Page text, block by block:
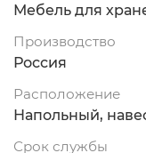
Мебель для
Производство
Россия
Расположение
Напольный,
Срок службы